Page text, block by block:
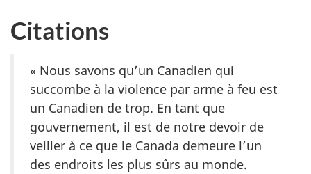
Citations
« Nous savons qu’un Canadien qui
succombe à la violence par arme à feu est
un Canadien de trop. En tant que
gouvernement, il est de notre devoir de
veiller à ce que le Canada demeure l’un
des endroits les plus sûrs au monde.